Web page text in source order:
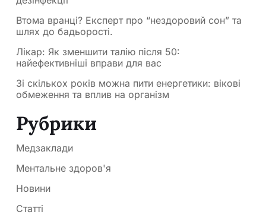
Втома вранці? Експерт про “нездоровий сон” та
шлях до бадьорості.
Лікар: Як зменшити талію після 50:
найефективніші вправи для вас
Зі скількох років можна пити енергетики: вікові
обмеження та вплив на організм
Рубрики
Медзаклади
Ментальне здоров'я
Новини
Статті